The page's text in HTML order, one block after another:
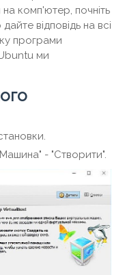
комп'ютер, почніть
відповідь на всі
програми
ми
- "Створити".